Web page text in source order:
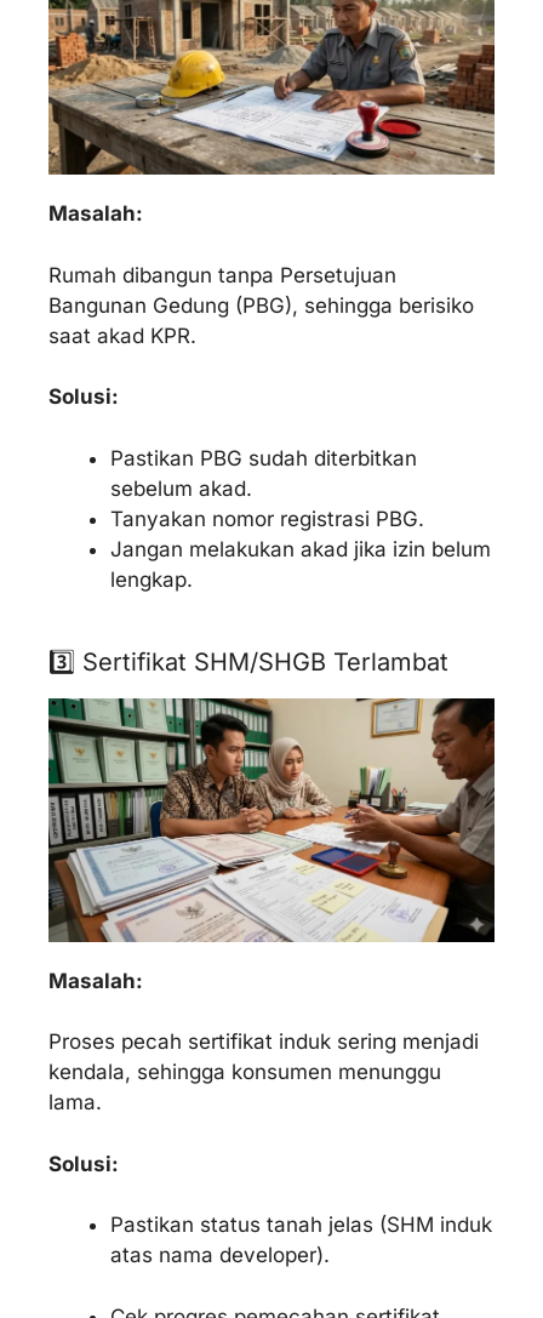
Masalah:
Rumah dibangun tanpa Persetujuan
Bangunan Gedung (PBG), sehingga berisiko
saat akad KPR.
Solusi:
Pastikan PBG sudah diterbitkan
sebelum akad.
Tanyakan nomor registrasi PBG.
Jangan melakukan akad jika izin belum
lengkap.
3️⃣ Sertifikat SHM/SHGB Terlambat
Masalah:
Proses pecah sertifikat induk sering menjadi
kendala, sehingga konsumen menunggu
lama.
Solusi:
Pastikan status tanah jelas (SHM induk
atas nama developer).